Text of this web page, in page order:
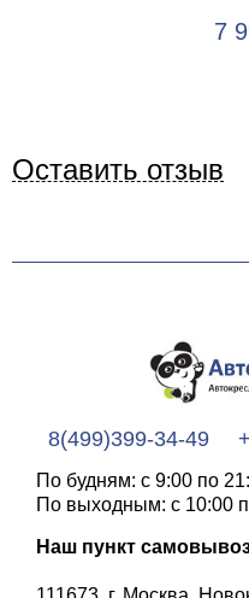
7
Оставить отзыв
8(499)399-34-49
По будням: с 9:00 по
По выходным: с 10:00
Наш пункт